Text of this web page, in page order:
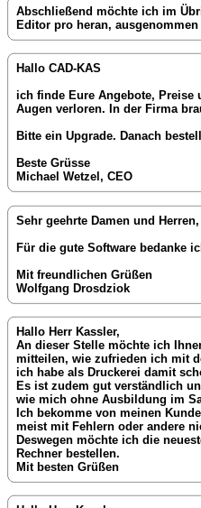
Abschließend möchte ich im
Editor pro heran,
Hallo CAD-KAS
ich finde Eure Angebote, Preise
Augen verloren. In der Firma
Bitte ein Upgrade. Danach
Beste Grüsse
Michael Wetzel, CEO
Sehr geehrte Damen und Herren,
Für die gute Software bedanke
Mit freundlichen Grüßen
Wolfgang Drosdziok
Hallo Herr Kassler,
An dieser Stelle möchte ich
mitteilen, wie zufrieden ich mit
ich habe als Druckerei damit
Es ist zudem gut verständlich
wie mich ohne Ausbildung im
Ich bekomme von meinen
meist mit Fehlern oder andere
Deswegen möchte ich die
Rechner bestellen.
Mit besten Grüßen